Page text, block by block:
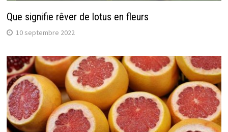
Que signifie rêver de lotus en fleurs
10 septembre 2022